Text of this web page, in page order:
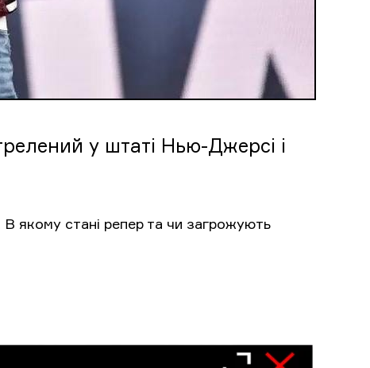
у штаті Нью-Джерсі і
В якому стані репер та чи загрожують